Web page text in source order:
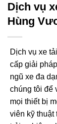
Dịch vụ
Hùng
Dịch vụ xe
cấp giải
ngũ xe đa
chúng tôi để
mọi thiết bị
viên kỹ thuật